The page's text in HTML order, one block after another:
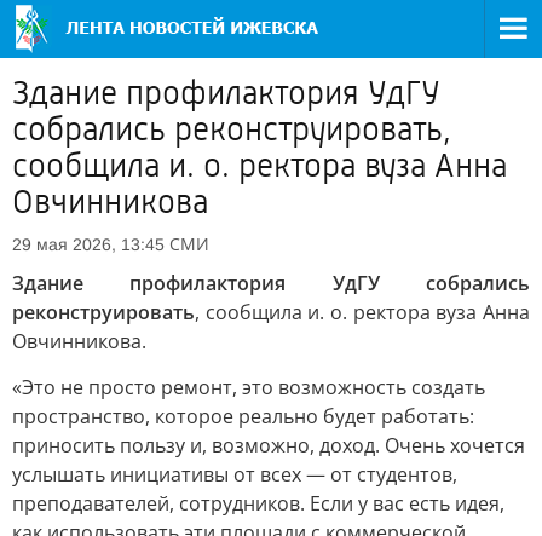
Здание профилактория УдГУ
собрались реконструировать,
сообщила и. о. ректора вуза Анна
Овчинникова
29 мая 2026, 13:45 СМИ
Здание профилактория УдГУ собрались
реконструировать, сообщила и. о. ректора вуза Анна
Овчинникова.
«Это не просто ремонт, это возможность создать
пространство, которое реально будет работать:
приносить пользу и, возможно, доход. Очень хочется
услышать инициативы от всех — от студентов,
преподавателей, сотрудников. Если у вас есть идея,